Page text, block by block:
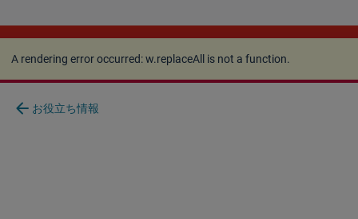
A rendering error occurred:w.replaceAll is not a
function.
A rendering error occurred:w.replaceAll is not a function.
arrow_back お役立ち情報